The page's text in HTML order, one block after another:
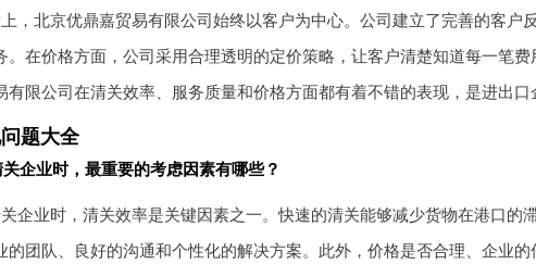
，北京优鼎嘉贸易有限公司始终以客户为中心。公司建立了完善的客户
。在价格方面，公司采用合理透明的定价策略，让客户清楚知道每一笔
有限公司在清关效率、服务质量和价格方面都有着不错的表现，是进出口
题大全
企业时，最重要的考虑因素有哪些？
企业时，清关效率是关键因素之一。快速的清关能够减少货物在港口的
的团队、良好的沟通和个性化的解决方案。此外，价格是否合理、企业的